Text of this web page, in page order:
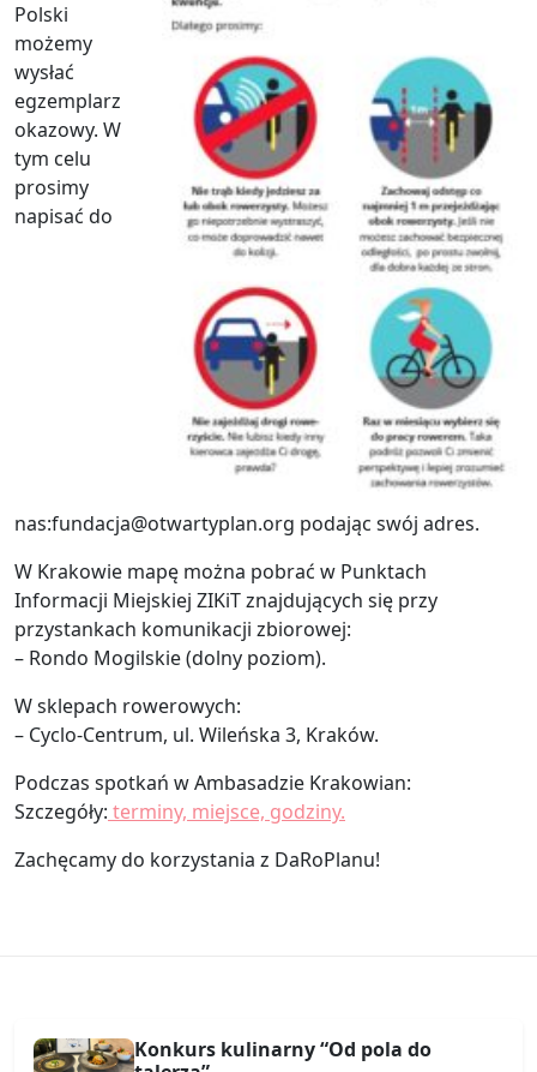
Polski
możemy
wysłać
egzemplarz
okazowy. W
tym celu
prosimy
napisać do
nas:fundacja@otwartyplan.org podając swój adres.
W Krakowie mapę można pobrać w Punktach
Informacji Miejskiej ZIKiT znajdujących się przy
przystankach komunikacji zbiorowej:
– Rondo Mogilskie (dolny poziom).
W sklepach rowerowych:
– Cyclo-Centrum, ul. Wileńska 3, Kraków.
Podczas spotkań w Ambasadzie Krakowian:
Szczegóły: terminy, miejsce, godziny.
Zachęcamy do korzystania z DaRoPlanu!
Konkurs kulinarny “Od pola do